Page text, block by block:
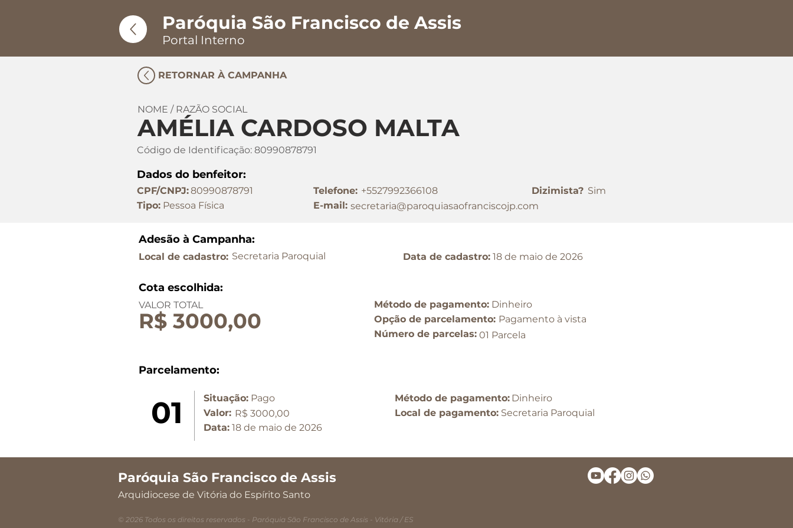
Paróquia São Francisco de Assis
Portal Interno
RETORNAR À CAMPANHA
AMÉLIA CARDOSO MALTA
NOME / RAZÃO SOCIAL
Código de Identificação: 80990878791
Dados do benfeitor:
CPF/CNPJ:
Tipo:
80990878791
Pessoa Física
Telefone:
E-mail:
+5527992366108
secretaria@paroquiasaofranciscojp.com
Dizimista? Sim
Adesão à Campanha:
Local de cadastro: Secretaria Paroquial Data de cadastro: 18 de maio de 2026
Cota escolhida:
R$ 3000,00
VALOR TOTAL
Método de pagamento:
Opção de parcelamento:​
​Número de parcelas:
Dinheiro
Pagamento à vista
01 Parcela
Parcelamento:
01
Situação:
Valor:
Data:
Pago
R$ 3000,00
18 de maio de 2026
Secretaria Paroquial
Método de pagamento:
Local de pagamento:
Dinheiro
Paróquia São Francisco de Assis
Arquidiocese de Vitória do Espírito Santo
© 2026 Todos os direitos reservados - Paróquia São Francisco de Assis - Vitória / ES